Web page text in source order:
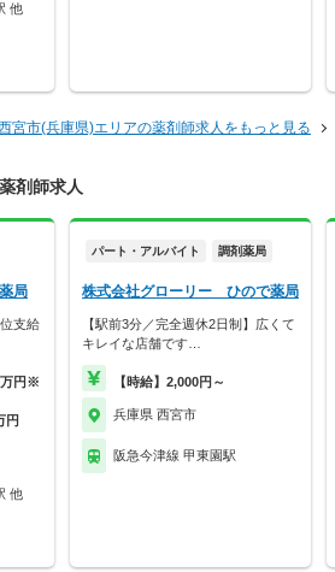
他
宮市(兵庫県)エリアの薬剤師求人をもっと見る
剤師求人
局
支給
万円※
円
他
パート・アルバイト 調剤薬局
株式会社グローリー ひので薬局
【駅前3分／完全週休2日制】広くて
キレイな店舗です…
【時給】2,000円～
兵庫県 西宮市
阪急今津線 甲東園駅